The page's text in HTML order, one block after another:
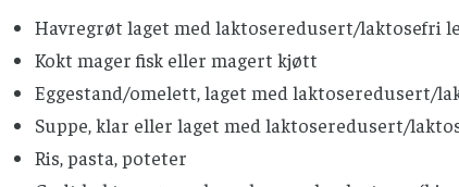
Havregrøt laget med laktoseredusert/laktosefri
Kokt mager fisk eller magert kjøtt
Eggestand/omelett, laget med laktoseredusert/
Suppe, klar eller laget med laktoseredusert/
Ris, pasta, poteter